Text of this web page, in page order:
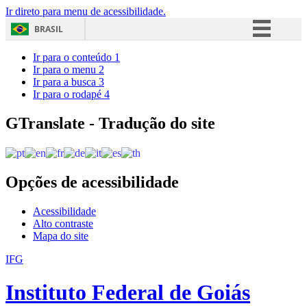
Ir direto para menu de acessibilidade.
BRASIL
Acesso à informação
Ir para o conteúdo 1
Ir para o menu 2
Ir para a busca 3
Ir para o rodapé 4
GTranslate - Tradução do site
Opções de acessibilidade
Acessibilidade
Alto contraste
Mapa do site
IFG
Instituto Federal de Goiás